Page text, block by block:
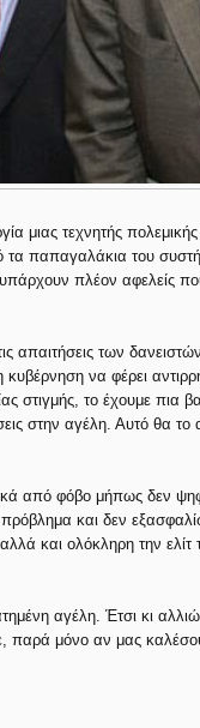
μιας τεχνητής
τα παπαγαλάκια του
πλέον αφελείς
απαιτήσεις των
να φέρει
στιγμής, το έχουμε πια
στην αγέλη. Αυτό θα
από φόβο μήπως δεν
και δεν
και ολόκληρη την ελίτ
αγέλη. Έτσι κι
παρά μόνο αν μας